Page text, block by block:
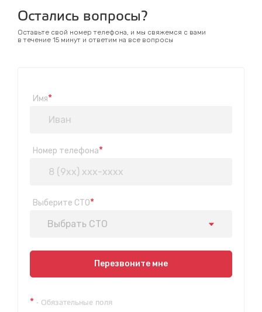
Остались вопросы?
Оставьте свой номер телефона, и мы свяжемся с вами
в течение 15 минут и ответим на все вопросы
Имя*
Номер телефона*
Выберите СТО*
Выбрать СТО
Показать на карте
ул. Пригородная 1/1 (при выезде из города в сторону
Перезвоните мне
* - Обязательные поля